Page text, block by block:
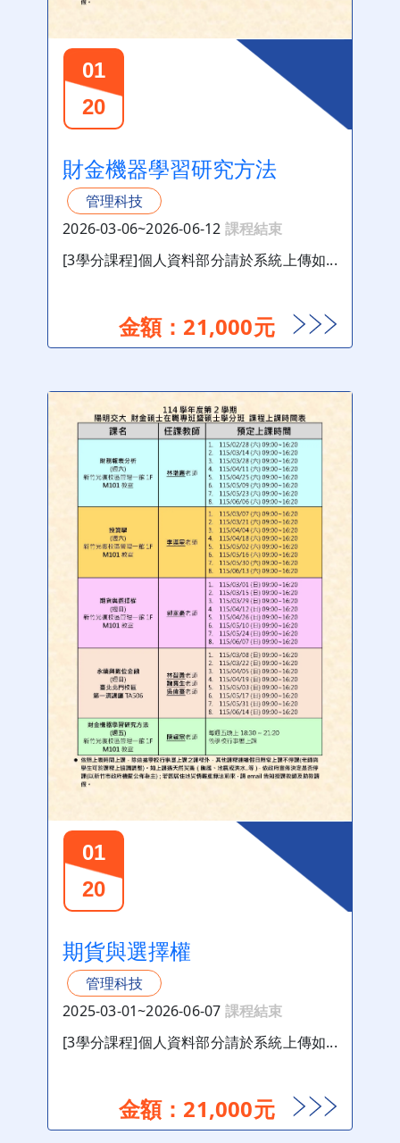
01
20
財金機器學習研究方法
管理科技
2026-03-06~2026-06-12 課程結束
[3學分課程]個人資料部分請於系統上傳如...
金額：21,000元
01
20
期貨與選擇權
管理科技
2025-03-01~2026-06-07 課程結束
[3學分課程]個人資料部分請於系統上傳如...
金額：21,000元